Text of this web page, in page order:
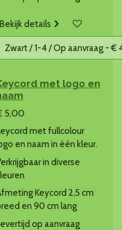
Bekijk details
met logo en
5,00
met fullcolour
en naam in één kleur.
in diverse
Keycord 2,5 cm
en 90 cm lang
op aanvraag